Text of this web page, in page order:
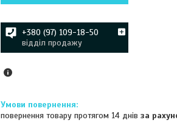
+380 (97) 109-18-50
відділ продажу
повернення товару протягом 14 днівза